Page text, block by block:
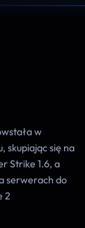
w
skupiając się na
Strike 1.6, a
serwerach do
2